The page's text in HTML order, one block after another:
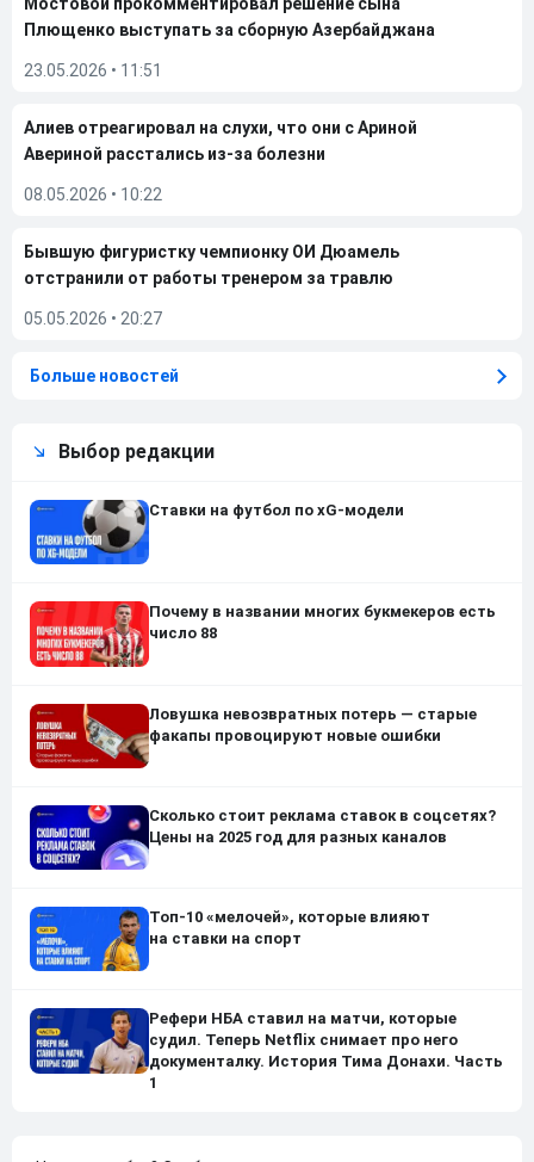
Плющенко выступать за сборную Азербайджана
23.05.2026 • 11:51
Алиев отреагировал на слухи, что они с Ариной
Авериной расстались из-за болезни
08.05.2026 • 10:22
Бывшую фигуристку чемпионку ОИ Дюамель
отстранили от работы тренером за травлю
05.05.2026 • 20:27
Больше новостей
Выбор редакции
Ставки на футбол по xG-модели
Почему в названии многих букмекеров есть
число 88
Ловушка невозвратных потерь — старые
факапы провоцируют новые ошибки
Сколько стоит реклама ставок в соцсетях?
Цены на 2025 год для разных каналов
Топ-10 «мелочей», которые влияют
на ставки на спорт
Рефери НБА ставил на матчи, которые
судил. Теперь Netflix снимает про него
документалку. История Тима Донахи. Часть
1